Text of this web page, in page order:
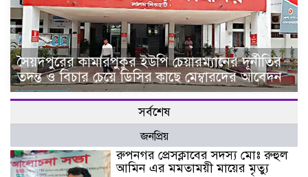
সৈয়দপুরের কামারপুকুর ইউপি চেয়ারম্যানের দূর্নীতির
তদন্ত ও বিচার চেয়ে ডিসির কাছে মেম্বারদের আবেদন
সর্বশেষ
জনপ্রিয়
রুপনগর প্রেসক্লাবের সদস্য মোঃ রুহুল
আমিন এর মমতাময়ী মায়ের মৃত্যু